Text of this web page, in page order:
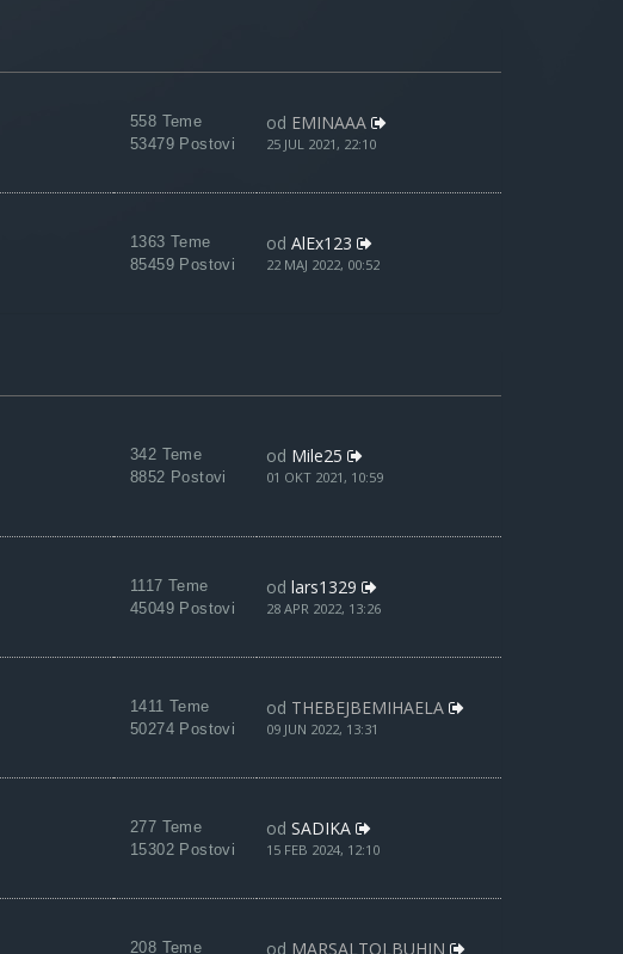
558 Teme
53479 Postovi
od EMINAAA
25 JUL 2021, 22:10
1363 Teme
85459 Postovi
od AlEx123
22 MAJ 2022, 00:52
342 Teme
8852 Postovi
od Mile25
01 OKT 2021, 10:59
1117 Teme
45049 Postovi
od lars1329
28 APR 2022, 13:26
1411 Teme
50274 Postovi
od THEBEJBEMIHAELA
09 JUN 2022, 13:31
277 Teme
15302 Postovi
od SADIKA
15 FEB 2024, 12:10
208 Teme
od MARSALTOLBUHIN